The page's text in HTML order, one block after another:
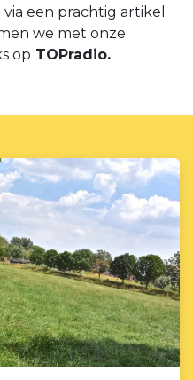
via een prachtig artikel
we met onze
op TOPradio.